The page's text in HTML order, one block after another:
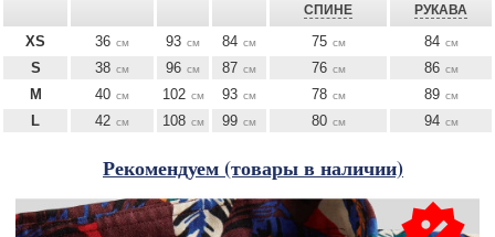
СПИНЕ
РУКАВА
XS 36 см 93 см 84 см 75 см 84 см
S 38 см 96 см 87 см 76 см 86 см
M 40 см 102 см 93 см 78 см 89 см
L 42 см 108 см 99 см 80 см 94 см
Рекомендуем (товары в наличии)